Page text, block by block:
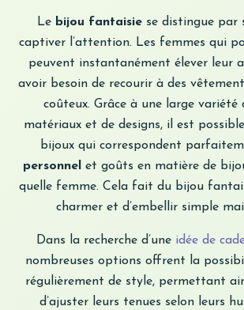
Le bijou fantaisiese distingue par
captiver l’attention. Les femmes qui
peuvent instantanément élever leur
avoir besoin de recourir à des
coûteux. Grâce à une large variété
matériaux et de designs, il est
bijoux qui correspondent
personnel et goûts en matière de
quelle femme. Cela fait du bijou
charmer et d’embellir simple
Dans la recherche d’une idée de
nombreuses options offrent la
régulièrement de style, permettant
d’ajuster leurs tenues selon leurs